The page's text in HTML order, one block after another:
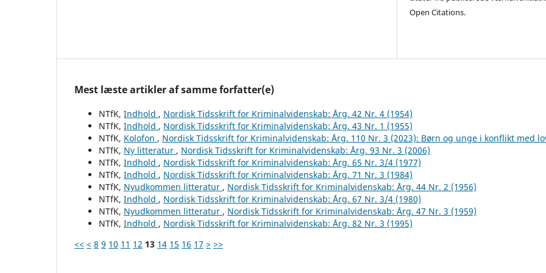
Open Citations.
Mest læste artikler af samme forfatter(e)
NTfK, Indhold , Nordisk Tidsskrift for Kriminalvidenskab: Årg. 42 Nr. 4 (1954)
NTfK, Indhold , Nordisk Tidsskrift for Kriminalvidenskab: Årg. 43 Nr. 1 (1955)
NTfK, Kolofon , Nordisk Tidsskrift for Kriminalvidenskab: Årg. 110 Nr. 3 (2023): Børn og unge i konflikt med
NTfK, Ny litteratur , Nordisk Tidsskrift for Kriminalvidenskab: Årg. 93 Nr. 3 (2006)
NTfK, Indhold , Nordisk Tidsskrift for Kriminalvidenskab: Årg. 65 Nr. 3/4 (1977)
NTfK, Indhold , Nordisk Tidsskrift for Kriminalvidenskab: Årg. 71 Nr. 3 (1984)
NTfK, Nyudkommen litteratur , Nordisk Tidsskrift for Kriminalvidenskab: Årg. 44 Nr. 2 (1956)
NTfK, Indhold , Nordisk Tidsskrift for Kriminalvidenskab: Årg. 67 Nr. 3/4 (1980)
NTfK, Nyudkommen litteratur , Nordisk Tidsskrift for Kriminalvidenskab: Årg. 47 Nr. 3 (1959)
NTfK, Indhold , Nordisk Tidsskrift for Kriminalvidenskab: Årg. 82 Nr. 3 (1995)
<< < 8 9 10 11 12 13 14 15 16 17 > >>